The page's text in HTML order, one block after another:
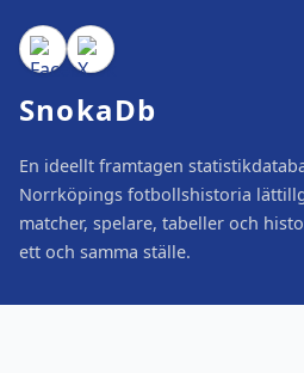
SnokaDb
En ideellt framtagen
Norrköpings fotbollshistoria
matcher, spelare, tabeller och
ett och samma ställe.